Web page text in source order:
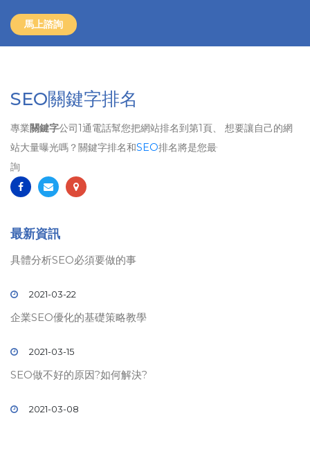
馬上諮詢
SEO關鍵字排名
專業關鍵字公司1通電話幫您把網站排名到第1頁、 想要讓自己的網
站大量曝光嗎？關鍵字排名和SEO排名將是您最佳的選擇！歡迎洽
詢
最新資訊
具體分析SEO必須要做的事
2021-03-22
企業SEO優化的基礎策略教學
2021-03-15
SEO做不好的原因?如何解決?
2021-03-08